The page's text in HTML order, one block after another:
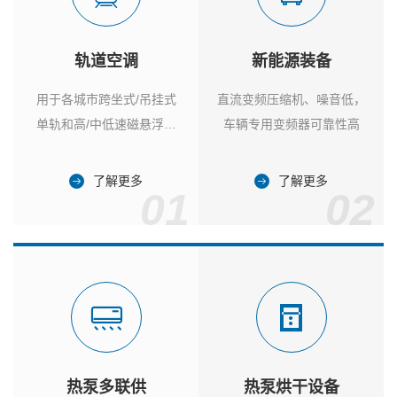
轨道空调
用于各城市跨坐式/吊挂式
单轨和高/中低速磁悬浮列
了解更多
新能源装备
直流变频压缩机、噪音低，
车辆专用变频器可靠性高
了解更多
热泵多联供 热泵烘干设备